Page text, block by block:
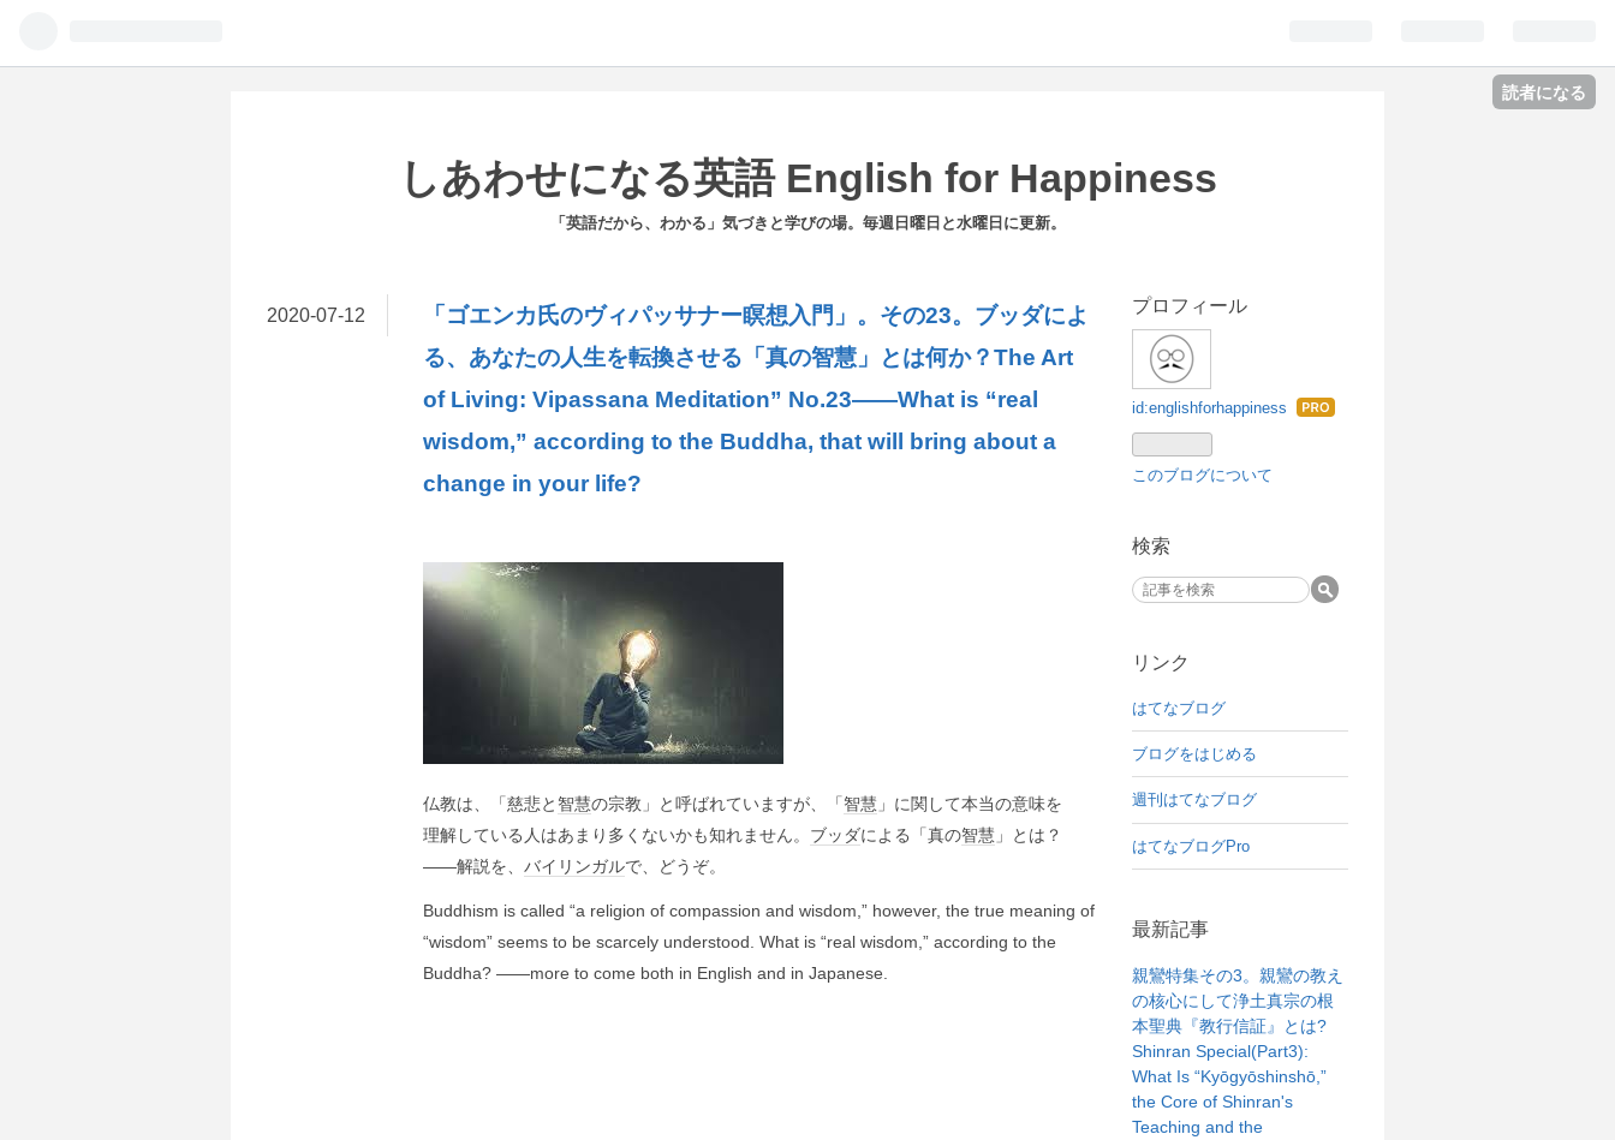
読者になる
しあわせになる英語 English for Happiness
「英語だから、わかる」気づきと学びの場。毎週日曜日と水曜日に更新。
2020-07-12
「ゴエンカ氏のヴィパッサナー瞑想入門」。その23。ブッダによ
る、あなたの人生を転換させる「真の智慧」とは何か？The Art
of Living: Vipassana Meditation” No.23――What is “real
wisdom,” according to the Buddha, that will bring about a
change in your life?
仏教は、「慈悲と 智慧の宗教」と呼ばれていますが、「智慧 」に関して本当の意味を
理解している人はあまり多くないかも知れません。 ブッダによる「真の智慧 」とは？
――解説を、 バイリンガルで、どうぞ。
Buddhism is called “a religion of compassion and wisdom,” however, the true meaning of
“wisdom” seems to be scarcely understood. What is “real wisdom,” according to the
Buddha? ――more to come both in English and in Japanese.
プロフィール
id:englishforhappiness はて
このブログについて
検索
リンク
はてなブログ
ブログをはじめる
週刊はてなブログ
はてなブログPro
最新記事
親鸞特集その3。親鸞の教え
の核心にして浄土真宗の根
本聖典『教行信証』とは?
Shinran Special(Part3):
What Is “Kyōgyōshinshō,”
the Core of Shinran's
Teaching and the